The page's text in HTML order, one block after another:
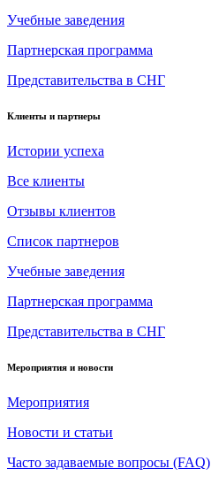
Учебные заведения
Партнерская программа
Представительства в СНГ
Клиенты и партнеры
Истории успеха
Все клиенты
Отзывы клиентов
Список партнеров
Учебные заведения
Партнерская программа
Представительства в СНГ
Мероприятия и новости
Мероприятия
Новости и статьи
Часто задаваемые вопросы (FAQ)